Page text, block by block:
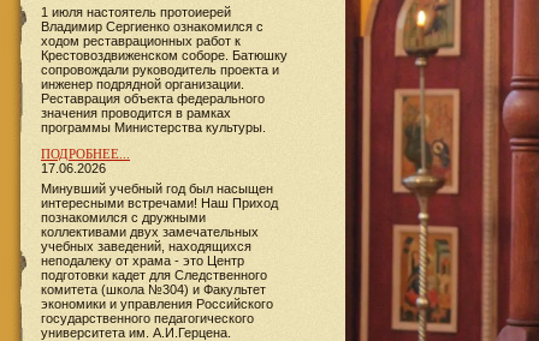
1 июля настоятель протоиерей
Владимир Сергиенко ознакомился с
ходом реставрационных работ к
Крестовоздвиженском соборе. Батюшку
сопровождали руководитель проекта и
инженер подрядной организации.
Реставрация объекта федерального
значения проводится в рамках
программы Министерства культуры.
ПОДРОБНЕЕ...
17.06.2026
​​​​​​Минувший учебный год был насыщен
интересными встречами! Наш Приход
познакомился с дружными
коллективами двух замечательных
учебных заведений, находящихся
неподалеку от храма - это Центр
подготовки кадет для Следственного
комитета (школа №304) и Факультет
экономики и управления Российского
государственного педагогического
университета им. А.И.Герцена.